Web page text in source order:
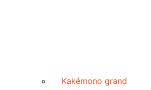
Kakémono grand